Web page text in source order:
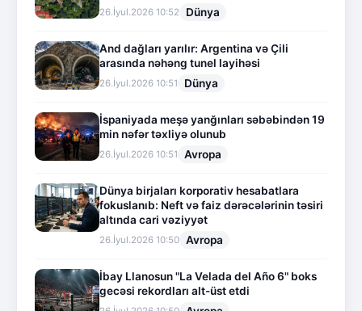
26.İyul.2026 10:52 Dünya
And dağları yarılır: Argentina və Çili
arasında nəhəng tunel layihəsi
26.İyul.2026 10:51 Dünya
İspaniyada meşə yanğınları səbəbindən 19
min nəfər təxliyə olunub
26.İyul.2026 10:51 Avropa
Dünya birjaları korporativ hesabatlara
fokuslanıb: Neft və faiz dərəcələrinin təsiri
altında cari vəziyyət
26.İyul.2026 10:50 Avropa
İbay Llanosun "La Velada del Año 6" boks
gecəsi rekordları alt-üst etdi